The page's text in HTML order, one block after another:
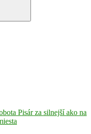
Pisár za silnejší ako na